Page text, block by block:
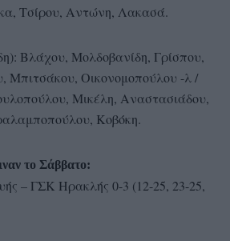
Τσίρου, Αντώνη, Λακασά.
Βλάχου, Μολδοβανίδη, Γρίσπου,
Μπιτσάκου, Οικονομοπούλου -λ /
Μικέλη, Αναστασιάδου,
Κοβόκη.
το Σάββατο:
– ΓΣΚ Ηρακλής 0-3 (12-25, 23-25,